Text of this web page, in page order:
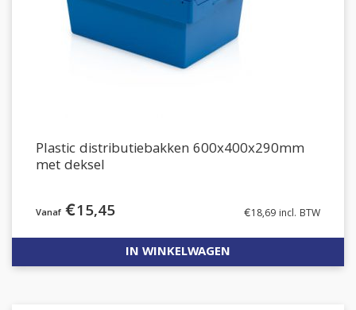
Plastic distributiebakken 600x400x290mm
met deksel
€15,45 €18,69 incl. BTW
IN WINKELWAGEN